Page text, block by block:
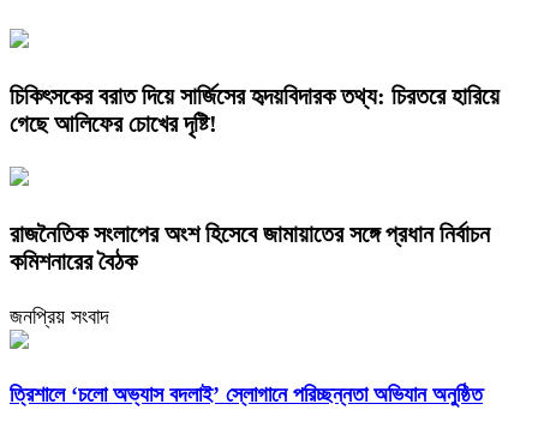
চিকিৎসকের বরাত দিয়ে সার্জিসের হৃদয়বিদারক তথ্য: চিরতরে হারিয়ে
গেছে আলিফের চোখের দৃষ্টি!
রাজনৈতিক সংলাপের অংশ হিসেবে জামায়াতের সঙ্গে প্রধান নির্বাচন
কমিশনারের বৈঠক
জনপ্রিয় সংবাদ
‎ত্রিশালে ‘চলো অভ্যাস বদলাই’ স্লোগানে পরিচ্ছন্নতা অভিযান অনুষ্ঠিত